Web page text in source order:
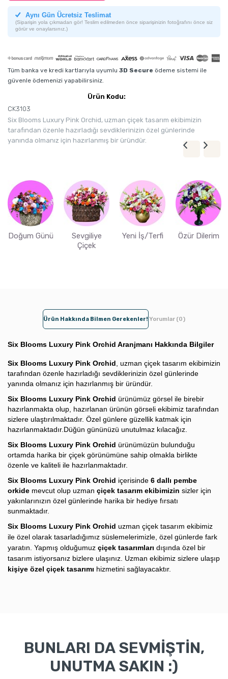
Aynı Gün Ücretsiz Teslimat
(Siparişin yola çıkmadan gör! Teslim edilmeden önce siparişinizin fotoğrafını önce siz
görür ve onaylarsınız.)
Tüm banka ve kredi kartlarıyla uyumlu 3D Secure ödeme sistemi ile
güvenle ödemenizi yapabilirsiniz.
Ürün Kodu:
CK3103
Six Blooms Luxury Pink Orchid, uzman çiçek tasarım ekibimizin
tarafından özenle hazırladığı sevdiklerinizin özel günlerinde
yanında olmanız için hazırlanmış bir üründür.
Doğum Günü
Sevgiliye
Çiçek
Yeni İş/Terfi Özür Dilerim
Ürün Hakkında Bilmen Gerekenler! Yorumlar (0)
Six Blooms Luxury Pink Orchid Aranjmanı Hakkında Bilgiler
Six Blooms Luxury Pink Orchid , uzman çiçek tasarım ekibimizin
tarafından özenle hazırladığı sevdiklerinizin özel günlerinde
yanında olmanız için hazırlanmış bir üründür.
Six Blooms Luxury Pink Orchid ürünümüz görsel ile birebir
hazırlanmakta olup, hazırlanan ürünün görseli ekibimiz tarafından
sizlere ulaştırılmaktadır. Özel günlere güzellik katmak için
hazırlanmaktadır.Düğün gününüzü unutulmaz kılacağız.
Six Blooms Luxury Pink Orchid ürünümüzün bulunduğu
ortamda harika bir çiçek görünümüne sahip olmakla birlikte
özenle ve kaliteli ile hazırlanmaktadır.
Six Blooms Luxury Pink Orchid içerisinde 6 dallı pembe
orkide mevcut olup uzman çiçek tasarım ekibimizin sizler için
yakınlarınızın özel günlerinde harika bir hediye fırsatı
sunmaktadır.
Six Blooms Luxury Pink Orchid uzman çiçek tasarım ekibimiz
ile özel olarak tasarladığımız süslemelerimizle, özel günlerde fark
yaratın. Yapmış olduğumuz çiçek tasarımları dışında özel bir
tasarım istiyorsanız bizlere ulaşınız. Uzman ekibimiz sizlere ulaşıp
kişiye özel çiçek tasarımı hizmetini sağlayacaktır.
BUNLARI DA SEVMİŞTİN,
UNUTMA SAKIN :)